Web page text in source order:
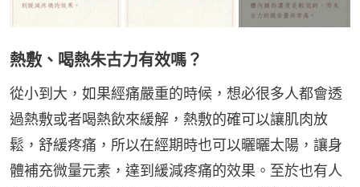
熱敷、喝熱朱古力有效嗎？
從小到大，如果經痛嚴重的時候，想必很多人都會透
過熱敷或者喝熱飲來緩解，熱敷的確可以讓肌肉放
鬆，舒緩疼痛，所以在經期時也可以曬曬太陽，讓身
體補充微量元素，達到緩減疼痛的效果。至於也有人